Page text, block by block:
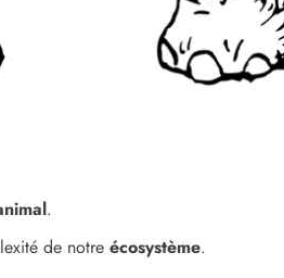
.
de notre écosystème.